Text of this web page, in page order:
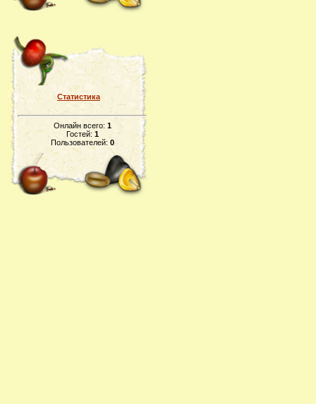
Статистика
Онлайн всего: 1
Гостей: 1
Пользователей: 0